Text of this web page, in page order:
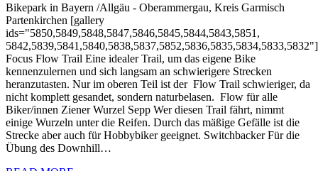
Bikepark in Bayern /Allgäu - Oberammergau, Kreis Garmisch
Partenkirchen [gallery
ids="5850,5849,5848,5847,5846,5845,5844,5843,5851,
5842,5839,5841,5840,5838,5837,5852,5836,5835,5834,5833,5832"]
Focus Flow Trail Eine idealer Trail, um das eigene Bike
kennenzulernen und sich langsam an schwierigere Strecken
heranzutasten. Nur im oberen Teil ist der Flow Trail schwieriger, da
nicht komplett gesandet, sondern naturbelasen. Flow für alle
Biker/innen Ziener Wurzel Sepp Wer diesen Trail fährt, nimmt
einige Wurzeln unter die Reifen. Durch das mäßige Gefälle ist die
Strecke aber auch für Hobbybiker geeignet. Switchbacker Für die
Übung des Downhill…